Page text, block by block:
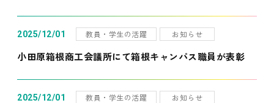
2025/12/01 教員・学生の活躍 お知らせ
小田原箱根商工会議所にて箱根キャンパス職員が表彰
2025/12/01 教員・学生の活躍 お知らせ